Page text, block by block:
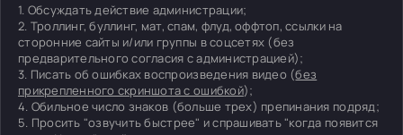
1. Обсуждать действие администрации;
2. Троллинг, буллинг, мат, спам, флуд, оффтоп, ссылки на
сторонние сайты и/или группы в соцсетях (без
предварительного согласия с администрацией);
3. Писать об ошибках воспроизведения видео (без
прикрепленного скриншота с ошибкой);
4. Обильное число знаков (больше трех) препинания подряд;
5. Просить "озвучить быстрее" и спрашивать "когда появится